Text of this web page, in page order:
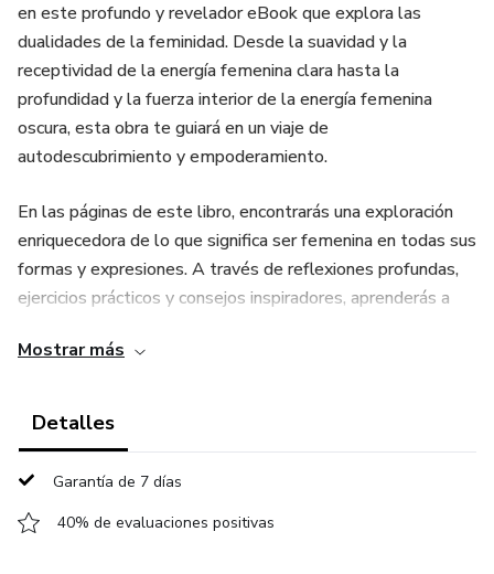
en este profundo y revelador eBook que explora las
dualidades de la feminidad. Desde la suavidad y la
receptividad de la energía femenina clara hasta la
profundidad y la fuerza interior de la energía femenina
oscura, esta obra te guiará en un viaje de
autodescubrimiento y empoderamiento.
En las páginas de este libro, encontrarás una exploración
enriquecedora de lo que significa ser femenina en todas sus
formas y expresiones. A través de reflexiones profundas,
ejercicios prácticos y consejos inspiradores, aprenderás a
todas las facetas de tu ser con amor y aceptación. El
y cómo esta puede influir en nuestras vidas de maneras
exploración de la energía femenina clara, descubriendo
la receptividad y la creatividad. A través de ejercicios
Mostrar más
Detalles
Garantía de 7 días
40% de evaluaciones positivas